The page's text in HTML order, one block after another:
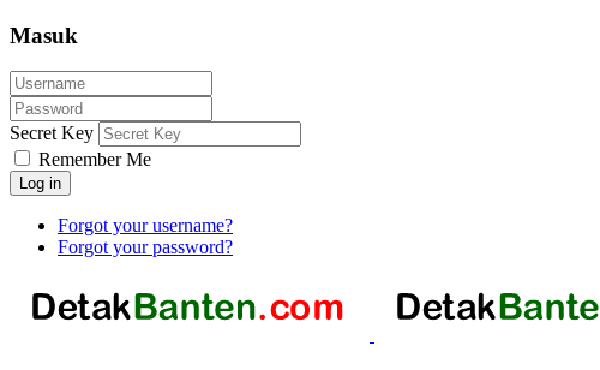
Masuk
Secret Key
Remember Me
Log in
Forgot your username?
Forgot your password?